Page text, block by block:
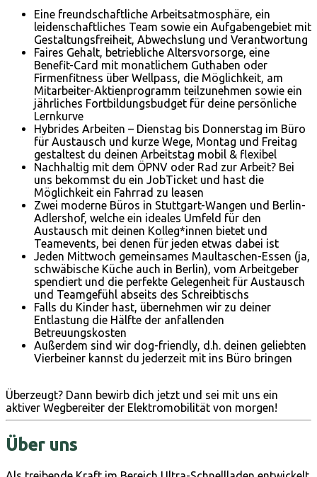
Eine freundschaftliche Arbeitsatmosphäre, ein
leidenschaftliches Team sowie ein Aufgabengebiet mit
Gestaltungsfreiheit, Abwechslung und Verantwortung
Faires Gehalt, betriebliche Altersvorsorge, eine
Benefit-Card mit monatlichem Guthaben oder
Firmenfitness über Wellpass, die Möglichkeit, am
Mitarbeiter-Aktienprogramm teilzunehmen sowie ein
jährliches Fortbildungsbudget für deine persönliche
Lernkurve
Hybrides Arbeiten – Dienstag bis Donnerstag im Büro
für Austausch und kurze Wege, Montag und Freitag
gestaltest du deinen Arbeitstag mobil & flexibel
Nachhaltig mit dem ÖPNV oder Rad zur Arbeit? Bei
uns bekommst du ein JobTicket und hast die
Möglichkeit ein Fahrrad zu leasen
Zwei moderne Büros in Stuttgart-Wangen und Berlin-
Adlershof, welche ein ideales Umfeld für den
Austausch mit deinen Kolleg*innen bietet und
Teamevents, bei denen für jeden etwas dabei ist
Jeden Mittwoch gemeinsames Maultaschen-Essen (ja,
schwäbische Küche auch in Berlin), vom Arbeitgeber
spendiert und die perfekte Gelegenheit für Austausch
und Teamgefühl abseits des Schreibtischs
Falls du Kinder hast, übernehmen wir zu deiner
Entlastung die Hälfte der anfallenden
Betreuungskosten
Außerdem sind wir dog-friendly, d.h. deinen geliebten
Vierbeiner kannst du jederzeit mit ins Büro bringen
Überzeugt? Dann bewirb dich jetzt und sei mit uns ein
aktiver Wegbereiter der Elektromobilität von morgen!
Über uns